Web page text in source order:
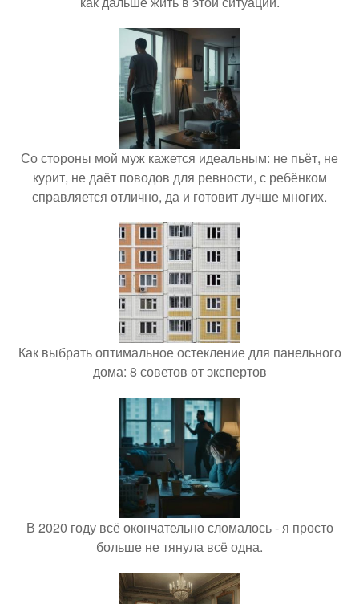
Со стороны мой муж кажется идеальным: не пьёт, не
курит, не даёт поводов для ревности, с ребёнком
справляется отлично, да и готовит лучше многих.
Как выбрать оптимальное остекление для панельного
дома: 8 советов от экспертов
В 2020 году всё окончательно сломалось - я просто
больше не тянула всё одна.